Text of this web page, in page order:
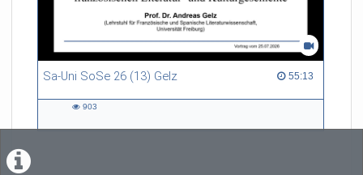
Sa-Uni SoSe 26 (13) Gelz 55:13
55:13 duration
903